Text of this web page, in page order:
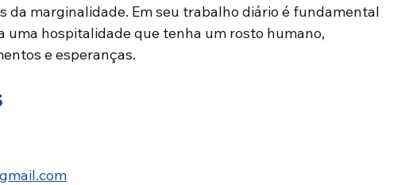
da marginalidade. Em seu trabalho diário é fundamental
uma hospitalidade que tenha um rosto humano,
e esperanças.